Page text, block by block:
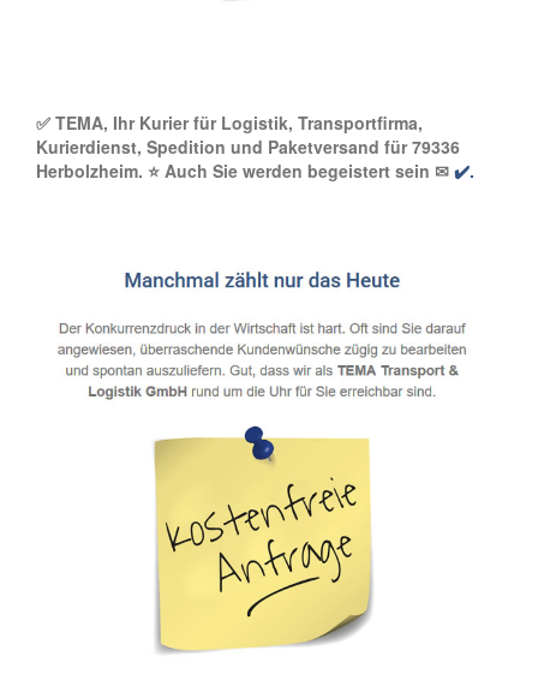
✅ TEMA, Ihr Kurier für Logistik, Transportfirma,
Kurierdienst, Spedition und Paketversand für 79336
Herbolzheim. ⭐ Auch Sie werden begeistert sein ✉ ✔️.